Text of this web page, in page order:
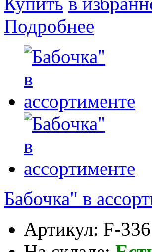
Подробнее
Бабочка" в
Артикул: F-336